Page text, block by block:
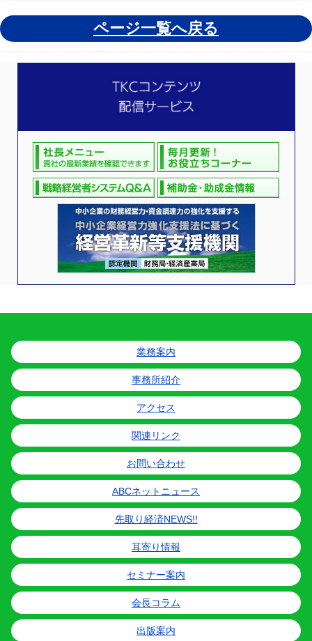
ページ一覧へ戻る
業務案内
事務所紹介
アクセス
関連リンク
お問い合わせ
ABCネットニュース
先取り経済NEWS!!
耳寄り情報
セミナー案内
会長コラム
出版案内